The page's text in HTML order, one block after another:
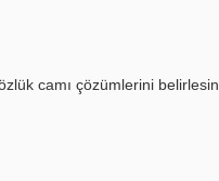
camı çözümlerini belirlesin.